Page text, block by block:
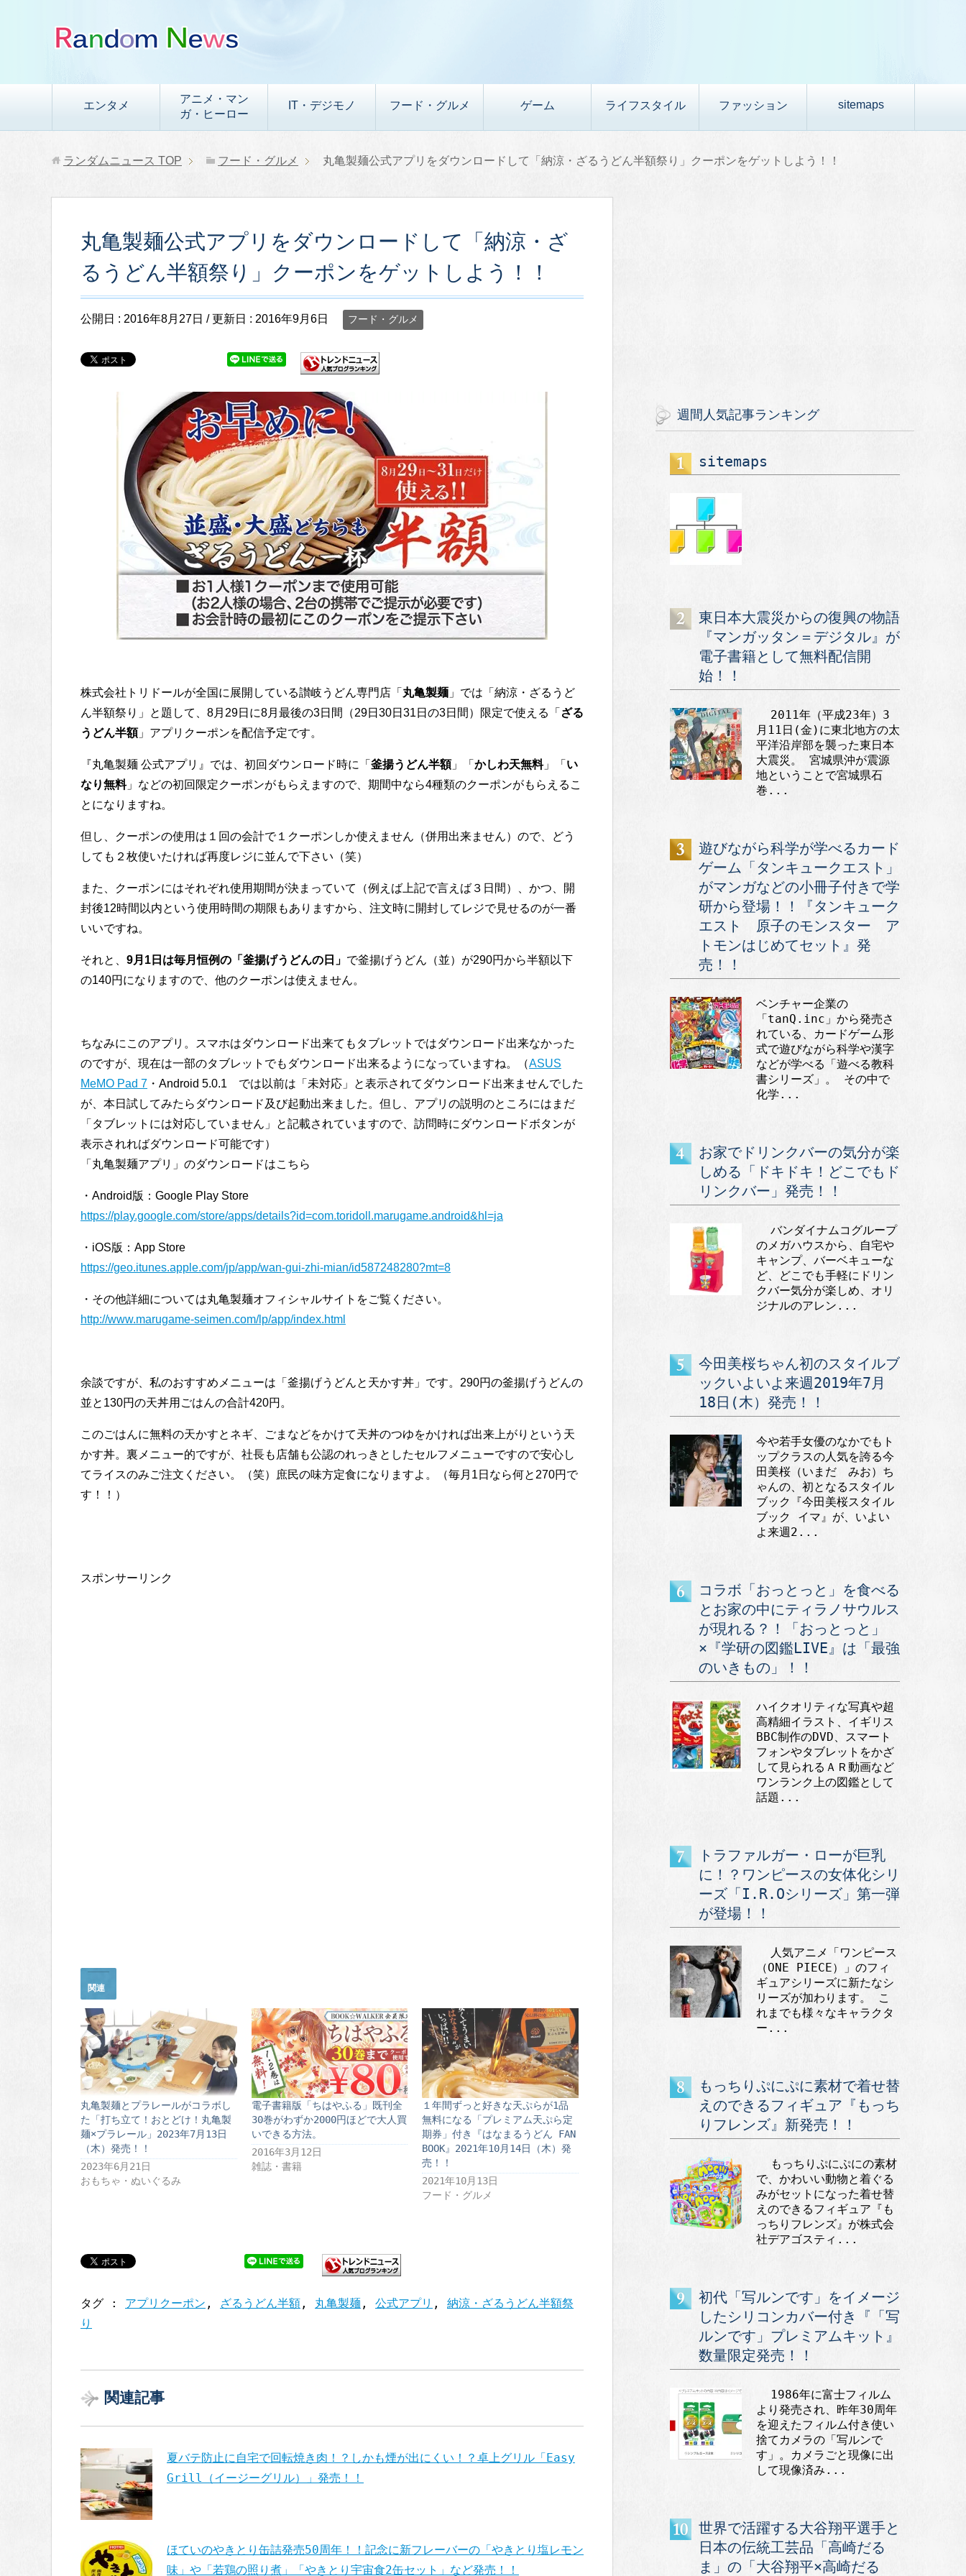
エンタメ
アニメ・マン
ガ・ヒーロー
IT・デジモノ フード・グルメ ゲーム ライフスタイル ファッション sitemaps
ランダムニュース TOP フード・グルメ 丸亀製麺公式アプリをダウンロードして「納涼・ざるうどん半額祭り」クーポンをゲットしよう！！
丸亀製麺公式アプリをダウンロードして「納涼・ざ
るうどん半額祭り」クーポンをゲットしよう！！
公開日 : 2016年8月27日 / 更新日 : 2016年9月6日 フード・グルメ
株式会社トリドールが全国に展開している讃岐うどん専門店「 丸亀製麺 」では「納涼・ざるうど
ん半額祭り」と題して、8月29日に8月最後の3日間（29日30日31日の3日間）限定で使える「 ざる
うどん半額」アプリクーポンを配信予定です。
『丸亀製麺 公式アプリ』では、初回ダウンロード時に「 釜揚うどん半額」「 かしわ天無料」「 い
なり無料」などの初回限定クーポンがもらえますので、期間中なら4種類のクーポンがもらえるこ
とになりますね。
但し、クーポンの使用は１回の会計で１クーポンしか使えません（併用出来ません）ので、どう
しても２枚使いたければ再度レジに並んで下さい（笑）
また、クーポンにはそれぞれ使用期間が決まっていて（例えば上記で言えば３日間）、かつ、開
封後12時間以内という使用時間の期限もありますから、注文時に開封してレジで見せるのが一番
いいですね。
それと、 9月1日は毎月恒例の「釜揚げうどんの日」 で釜揚げうどん（並）が290円から半額以下
の140円になりますので、他のクーポンは使えません。
ちなみにこのアプリ。スマホはダウンロード出来てもタブレットではダウンロード出来なかった
のですが、現在は一部のタブレットでもダウンロード出来るようになっていますね。（ASUS
MeMO Pad 7 ・Android 5.0.1 では以前は「未対応」と表示されてダウンロード出来ませんでした
が、本日試してみたらダウンロード及び起動出来ました。但し、アプリの説明のところにはまだ
「タブレットには対応していません」と記載されていますので、訪問時にダウンロードボタンが
表示されればダウンロード可能です）
「丸亀製麺アプリ」のダウンロードはこちら
・Android版：Google Play Store
https://play.google.com/store/apps/details?id=com.toridoll.marugame.android&hl=ja
・iOS版：App Store
https://geo.itunes.apple.com/jp/app/wan-gui-zhi-mian/id587248280?mt=8
・その他詳細については丸亀製麺オフィシャルサイトをご覧ください。
http://www.marugame-seimen.com/lp/app/index.html
余談ですが、私のおすすめメニューは「釜揚げうどんと天かす丼」です。290円の釜揚げうどんの
並と130円の天丼用ごはんの合計420円。
このごはんに無料の天かすとネギ、ごまなどをかけて天丼のつゆをかければ出来上がりという天
かす丼。裏メニュー的ですが、社長も店舗も公認のれっきとしたセルフメニューですので安心し
てライスのみご注文ください。（笑）庶民の味方定食になりますよ。（毎月1日なら何と270円で
す！！）
スポンサーリンク
関連
丸亀製麺とプラレールがコラボし
た「打ち立て！おとどけ！丸亀製
麺×プラレール」2023年7月13日
（木）発売！！
2023年6月21日
おもちゃ・ぬいぐるみ
電子書籍版「ちはやふる」既刊全
30巻がわずか2000円ほどで大人買
いできる方法。
2016年3月12日
雑誌・書籍
１年間ずっと好きな天ぷらが1品
無料になる「プレミアム天ぷら定
期券」付き『はなまるうどん FAN
BOOK』2021年10月14日（木）発
売！！
2021年10月13日
フード・グルメ
タグ : アプリクーポン , ざるうどん半額 , 丸亀製麺 , 公式アプリ , 納涼・ざるうどん半額祭
り
関連記事
夏バテ防止に自宅で回転焼き肉！？しかも煙が出にくい！？卓上グリル「Easy
Grill（イージーグリル）」発売！！
ほていのやきとり缶詰発売50周年！！記念に新フレーバーの「やきとり塩レモン
味」や「若鶏の照り煮」「やきとり宇宙食2缶セット」など発売！！
週間人気記事ランキング
sitemaps
東日本大震災からの復興の物語
『マンガッタン＝デジタル』が
電子書籍として無料配信開
始！！
2011年（平成23年）3
月11日(金)に東北地方の太
平洋沿岸部を襲った東日本
大震災。 宮城県沖が震源
地ということで宮城県石
巻...
遊びながら科学が学べるカード
ゲーム「タンキュークエスト」
がマンガなどの小冊子付きで学
研から登場！！『タンキューク
エスト 原子のモンスター ア
トモンはじめてセット』発
売！！
ベンチャー企業の
「tanQ.inc」から発売さ
れている、カードゲーム形
式で遊びながら科学や漢字
などが学べる「遊べる教科
書シリーズ」。 その中で
化学...
お家でドリンクバーの気分が楽
しめる「ドキドキ！どこでもド
リンクバー」発売！！
バンダイナムコグループ
のメガハウスから、自宅や
キャンプ、バーベキューな
ど、どこでも手軽にドリン
クバー気分が楽しめ、オリ
ジナルのアレン...
今田美桜ちゃん初のスタイルブ
ックいよいよ来週2019年7月
18日(木）発売！！
今や若手女優のなかでもト
ップクラスの人気を誇る今
田美桜（いまだ みお）ち
ゃんの、初となるスタイル
ブック『今田美桜スタイル
ブック イマ』が、いよい
よ来週2...
コラボ「おっとっと」を食べる
とお家の中にティラノサウルス
が現れる？！「おっとっと」
×『学研の図鑑LIVE』は「最強
のいきもの」！！
ハイクオリティな写真や超
高精細イラスト、イギリス
BBC制作のDVD、スマート
フォンやタブレットをかざ
して見られるＡＲ動画など
ワンランク上の図鑑として
話題...
トラファルガー・ローが巨乳
に！？ワンピースの女体化シリ
ーズ「I.R.Oシリーズ」第一弾
が登場！！
人気アニメ「ワンピース
（ONE PIECE）」のフィ
ギュアシリーズに新たなシ
リーズが加わります。 こ
れまでも様々なキャラクタ
ー...
もっちりぷにぷに素材で着せ替
えのできるフィギュア『もっち
りフレンズ』新発売！！
もっちりぷにぷにの素材
で、かわいい動物と着ぐる
みがセットになった着せ替
えのできるフィギュア『も
っちりフレンズ』が株式会
社デアゴスティ...
初代「写ルンです」をイメージ
したシリコンカバー付き『「写
ルンです」プレミアムキット』
数量限定発売！！
1986年に富士フィルム
より発売され、昨年30周年
を迎えたフィルム付き使い
捨てカメラの「写ルンで
す」。カメラごと現像に出
して現像済み...
世界で活躍する大谷翔平選手と
日本の伝統工芸品「高崎だる
ま」の「大谷翔平×高崎だる